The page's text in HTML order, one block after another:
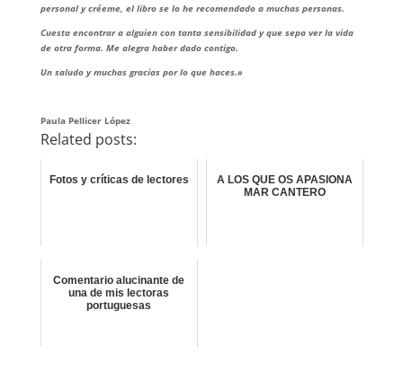
personal y créeme, el libro se lo he recomendado a muchas personas.
Cuesta encontrar a alguien con tanta sensibilidad y que sepa ver la vida
de otra forma. Me alegra haber dado contigo.
Un saludo y muchas gracias por lo que haces.»
Paula Pellicer López
Related posts:
Fotos y críticas de lectores
A LOS QUE OS APASIONA
MAR CANTERO
Comentario alucinante de
una de mis lectoras
portuguesas